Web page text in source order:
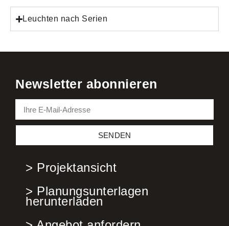
Leuchten nach Serien
Newsletter abonnieren
SENDEN
> Projektansicht
> Planungsunterlagen
herunterladen